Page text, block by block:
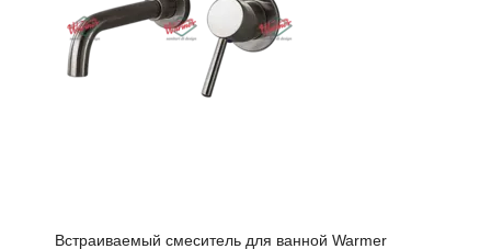
Встраиваемый смеситель для ванной Warmer